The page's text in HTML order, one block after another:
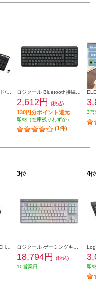
2,612円 (税込)
130円分ポイント還元
即納（在庫残りわずか）
(1件)
3営
3位
18,794円
(税込)
10営業日
4
即